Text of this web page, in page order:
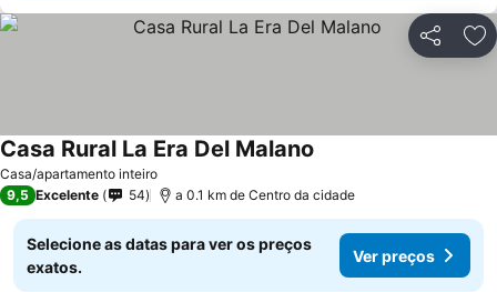
Partilhar
Casa/apartamento inteiro
Casa Rural La Era Del Malano
9,5 Excelente 54 a 0.1 km de Centro da cidade
Selecione as datas para ver os preços
exatos.
Ver preços